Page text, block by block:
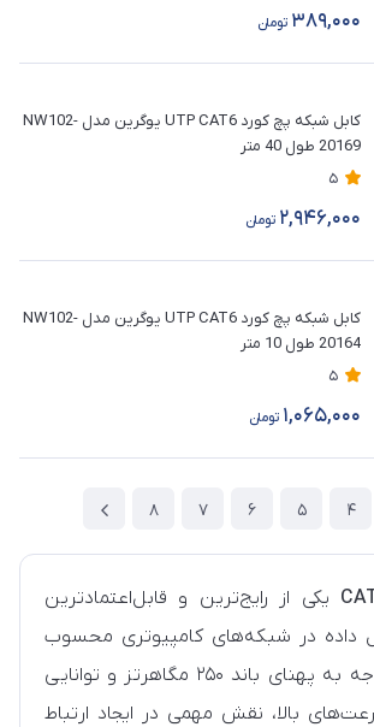
389,000 تومان
کابل شبکه پچ کورد UTP CAT6 یوگرین مدل NW102-
20169 طول 40 متر
5
2,946,000 تومان
کابل شبکه پچ کورد UTP CAT6 یوگرین مدل NW102-
20164 طول 10 متر
5
1,065,000 تومان
4
5
6
7
8
یکی از رایج‌ترین و قابل‌اعتمادترین
داده در شبکه‌های کامپیوتری محسوب
می‌شود و با توجه به پهنای باند ۲۵۰ مگاهرتز و توانایی
بالا، نقش مهمی در ایجاد ارتباط